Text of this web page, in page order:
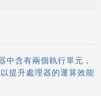
中含有兩個執行單元，
提升處理器的運算效能